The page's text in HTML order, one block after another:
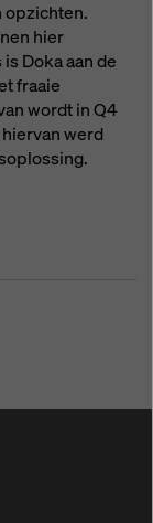
opzichten.
hier
Doka aan de
fraaie
wordt in Q4
werd